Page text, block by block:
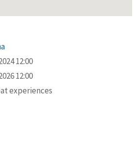
12:00
12:00
experiences